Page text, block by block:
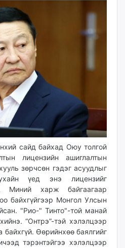
сайд байхад Оюу толгой
лицензийн ашиглалтын
зөрчсөн гэдэг асуудлыг
үед энэ лицензийг
Миний харж байгаагаар
байхгүйгээр Монгол Улсын
"Рио-" Тинто"-той манай
“Онтрэ”-тэй хэлэлцээр
байхгүй. Өөрийнхөө баялгийг
тэрэнтэйгээ хэлэлцээр